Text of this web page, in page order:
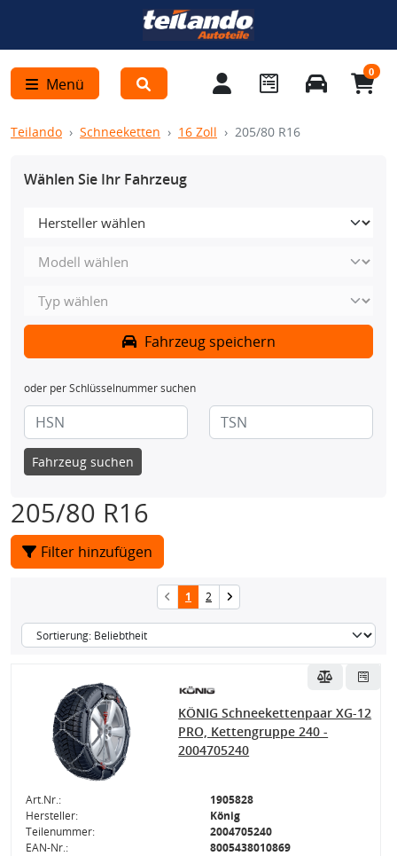
Menü
0
Teilando Schneeketten 16 Zoll 205/80 R16
Wählen Sie Ihr Fahrzeug
Fahrzeug speichern
oder per Schlüsselnummer suchen
Fahrzeug suchen
205/80 R16
Filter hinzufügen
1 2
KÖNIG Schneekettenpaar XG-12
PRO, Kettengruppe 240 -
2004705240
Art.Nr.:
1905828
Hersteller:
König
Teilenummer:
2004705240
EAN-Nr.:
8005438010869